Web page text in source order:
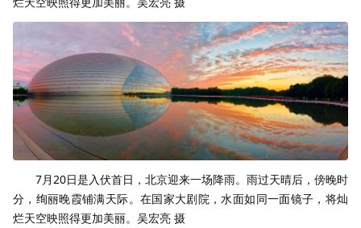
7月20日是入伏首日，北京迎来一场降雨。雨过天晴后，傍晚时
分，绚丽晚霞铺满天际。在国家大剧院，水面如同一面镜子，将灿
烂天空映照得更加美丽。吴宏亮 摄